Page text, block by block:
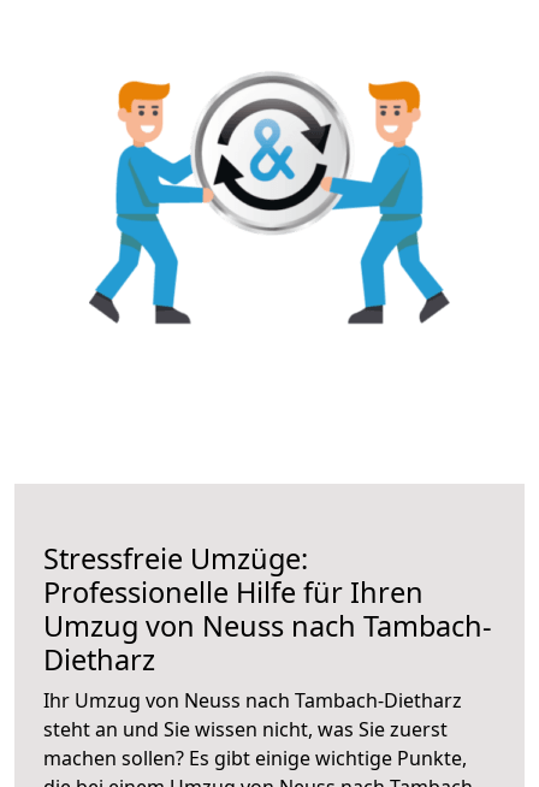
Stressfreie Umzüge:
Professionelle Hilfe für Ihren
Umzug von Neuss nach Tambach-
Dietharz
Ihr Umzug von Neuss nach Tambach-Dietharz
steht an und Sie wissen nicht, was Sie zuerst
machen sollen? Es gibt einige wichtige Punkte,